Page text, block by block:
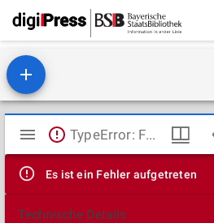
Mirador
Viewer
TypeError: Failed to fetch
Es ist ein Fehler aufgetreten
Technische Details